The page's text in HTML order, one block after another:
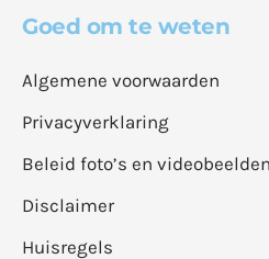
Goed om te weten
Algemene voorwaarden
Privacyverklaring
Beleid foto’s en videobeelden
Disclaimer
Huisregels